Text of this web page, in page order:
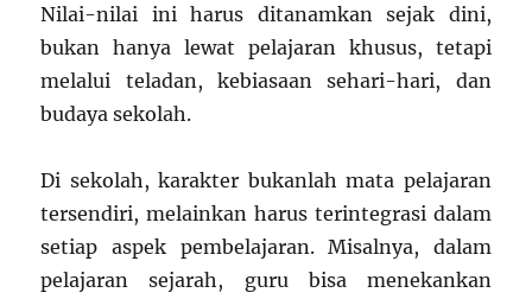
Nilai-nilai ini harus ditanamkan sejak dini,
bukan hanya lewat pelajaran khusus, tetapi
melalui teladan, kebiasaan sehari-hari, dan
budaya sekolah.
Di sekolah, karakter bukanlah mata pelajaran
tersendiri, melainkan harus terintegrasi dalam
setiap aspek pembelajaran. Misalnya, dalam
pelajaran sejarah, guru bisa menekankan